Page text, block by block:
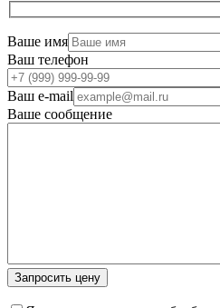
Ваше имя
Ваш телефон
Ваш e-mail
Ваше сообщение